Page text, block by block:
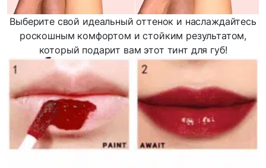
Выберите свой идеальный оттенок и наслаждайтесь
роскошным комфортом и стойким результатом,
который подарит вам этот тинт для губ!